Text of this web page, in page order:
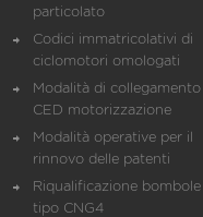
particolato
Codici immatricolativi di
ciclomotori omologati
Modalità di collegamento
CED motorizzazione
Modalità operative per il
rinnovo delle patenti
Riqualificazione bombole
tipo CNG4